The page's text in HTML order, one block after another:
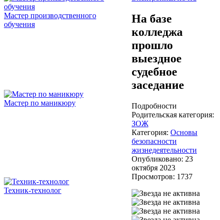
Мастер производственного
обучения
Мастер по маникюру
Техник-технолог
На базе
колледжа
прошло
выездное
судебное
заседание
Подробности
Родительская категория:
ЗОЖ
Категория: Основы
безопасности
жизнедеятельности
Опубликовано: 23
октября 2023
Просмотров: 1737